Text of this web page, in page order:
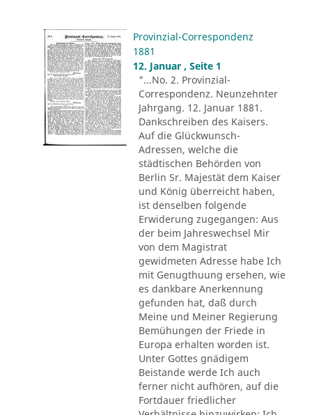
Provinzial-Correspondenz
1881
12. Januar , Seite 1
"...No. 2. Provinzial-
Correspondenz. Neunzehnter
Jahrgang. 12. Januar 1881.
Dankschreiben des Kaisers.
Auf die Glückwunsch-
Adressen, welche die
städtischen Behörden von
Berlin Sr. Majestät dem Kaiser
und König überreicht haben,
ist denselben folgende
Erwiderung zugegangen: Aus
der beim Jahreswechsel Mir
von dem Magistrat
gewidmeten Adresse habe Ich
mit Genugthuung ersehen, wie
es dankbare Anerkennung
gefunden hat, daß durch
Meine und Meiner Regierung
Bemühungen der Friede in
Europa erhalten worden ist.
Unter Gottes gnädigem
Beistande werde Ich auch
ferner nicht aufhören, auf die
Fortdauer friedlicher